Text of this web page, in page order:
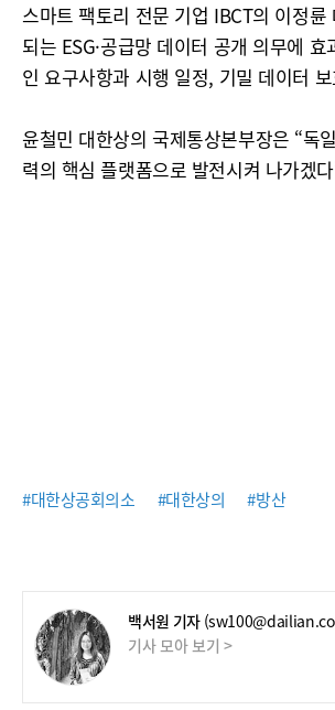
스마트 팩토리 전문 기업 IBCT의 이정
되는 ESG·공급망 데이터 공개 의무에
인 요구사항과 시행 일정, 기밀 데이터
윤철민 대한상의 국제통상본부장은 “독
력의 핵심 플랫폼으로 발전시켜 나가겠
#대한상공회의소 #대한상의 #방산
백서원 기자
기사 모아 보기 >